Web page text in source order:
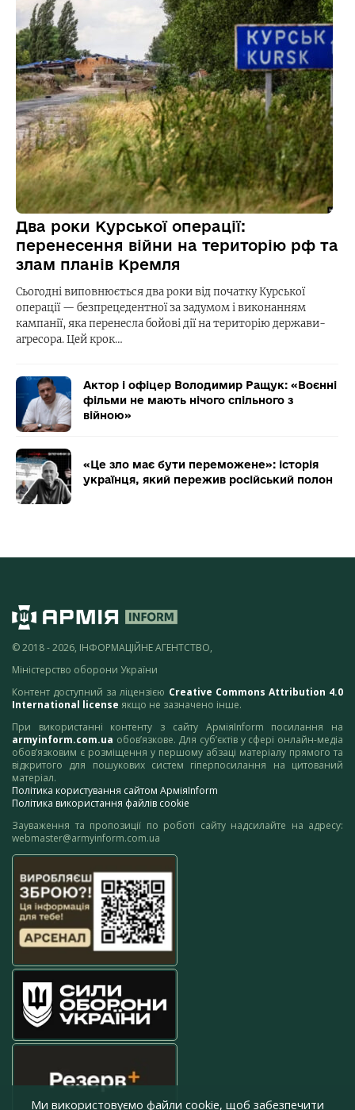
Два роки Курської операції:
перенесення війни на територію рф та
злам планів Кремля
Сьогодні виповнюється два роки від початку Курської
операції — безпрецедентної за задумом і виконанням
кампанії, яка перенесла бойові дії на територію держави-
агресора. Цей крок…
Актор і офіцер Володимир Ращук: «Воєнні
фільми не мають нічого спільного з
війною»
«Це зло має бути переможене»: історія
українця, який пережив російський полон
© 2018 - 2026, ІНФОРМАЦІЙНЕ АГЕНТСТВО,
Міністерство оборони України
Контент доступний за ліцензією Creative Commons Attribution 4.0
International license якщо не зазначено інше.
При використанні контенту з сайту АрміяInform посилання на
armyinform.com.ua обов’язкове. Для суб’єктів у сфері онлайн-медіа
обов’язковим є розміщення у першому абзаці матеріалу прямого та
відкритого для пошукових систем гіперпосилання на цитований
матеріал.
Політика користування сайтом АрміяInform
Політика використання файлів cookie
Зауваження та пропозиції по роботі сайту надсилайте на адресу:
webmaster@armyinform.com.ua
Ми використовуємо файли cookie, щоб забезпечити